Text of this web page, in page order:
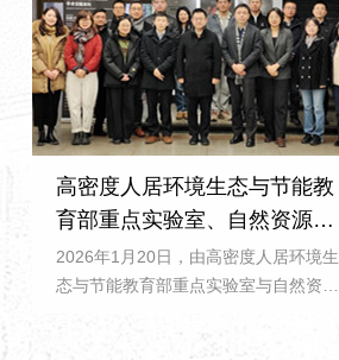
高密度人居环境生态与节能教
育部重点实验室、自然资源部
国土空间智能规划技术重点实
验室 校外开放课题中期成果学
2026年1月20日，由‌高密度人居环境生
态与节能教育部重点实验室‌与‌自然资源